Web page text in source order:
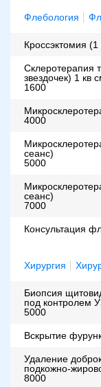
Флебология
Кроссэктомия (1
Склеротерапия
звездочек) 1 кв
1600
4000
сеанс)
5000
сеанс)
7000
Консультация
Хирургия
Биопсия
под контролем
5000
Вскрытие
Удаление
подкожно-
8000